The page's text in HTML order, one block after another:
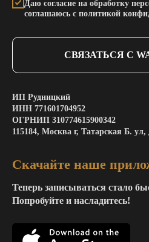
Даю согласие на обработку
соглашаюсь с политикой
СВЯЗАТЬСЯ С
ИП Рудницкий
ИНН 771601704952
ОГРНИП 310774615900342
115184, Москва г, Татарская Б.
Скачайте наше
Теперь записываться стало
Попробуйте и насладитесь!